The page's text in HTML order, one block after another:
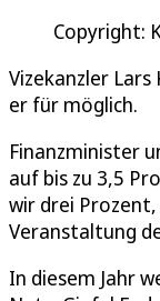
Copyright:
Vizekanzler
er für möglich.
Finanzminister
auf bis zu 3,5
wir drei
Veranstaltung
In diesem Jahr